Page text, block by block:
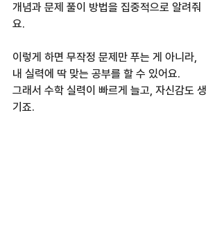
개념과 문제 풀이 방법을 집중적으로 알려줘
요.
이렇게 하면 무작정 문제만 푸는 게 아니라,
내 실력에 딱 맞는 공부를 할 수 있어요.
그래서 수학 실력이 빠르게 늘고, 자신감도 생
기죠.